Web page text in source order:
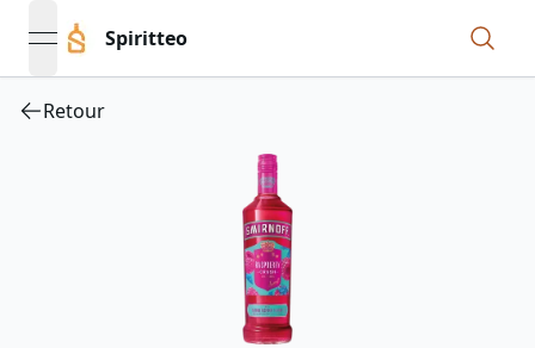
open navigation menu
Spiritteo
Retour